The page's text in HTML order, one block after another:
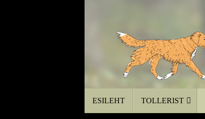
content
ESILEHT TOLLERIST